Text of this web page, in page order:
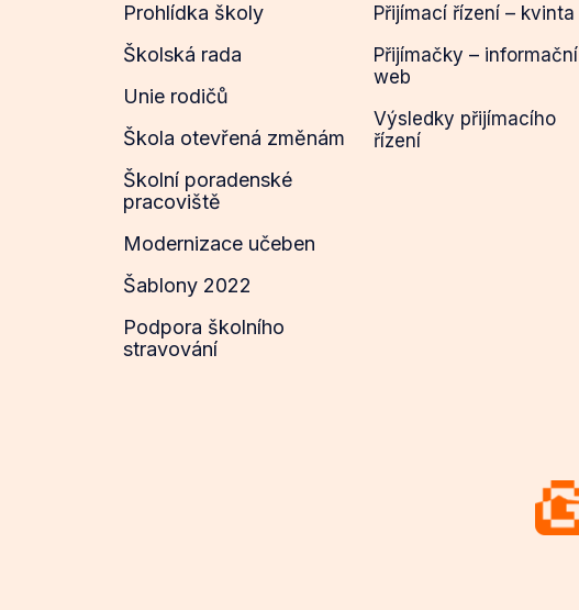
Prohlídka školy
Školská rada
Unie rodičů
Škola otevřená změnám
Školní poradenské
pracoviště
Modernizace učeben
Šablony 2022
Podpora školního
stravování
Přijímací řízení – kvinta
Přijímačky – informační
web
Výsledky přijímacího
řízení